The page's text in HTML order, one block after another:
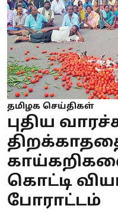
தமிழக செய்திகள்
புதிய
கொட்டி
போராட்டம்